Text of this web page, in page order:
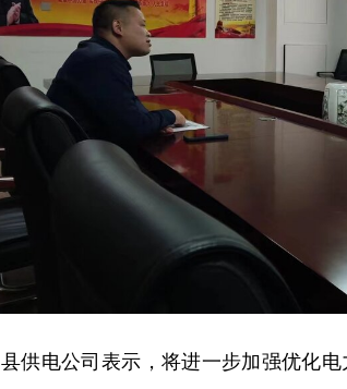
县供电公司表示，将进一步加强优化